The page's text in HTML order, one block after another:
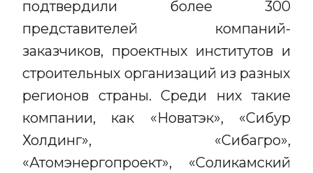
подтвердили более 300
представителей компаний-
заказчиков, проектных институтов и
строительных организаций из разных
регионов страны. Среди них такие
компании, как «Новатэк», «Сибур
Холдинг», «Сибагро»,
«Атомэнергопроект», «Соликамский